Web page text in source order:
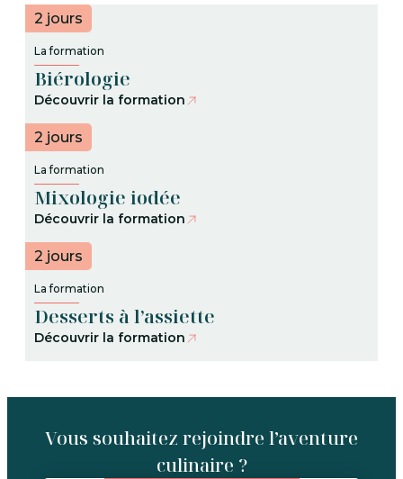
2 jours
La formation
Biérologie
Découvrir la formation
2 jours
La formation
Mixologie iodée
Découvrir la formation
2 jours
La formation
Desserts à l’assiette
Découvrir la formation
Vous souhaitez rejoindre l’aventure
culinaire ?